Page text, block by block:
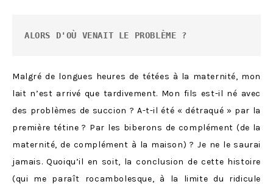
ALORS D'OÙ VENAIT LE PROBLÈME ?
Malgré de longues heures de tétées à la maternité, mon
lait n’est arrivé que tardivement. Mon fils est-il né avec
des problèmes de succion ? A-t-il été « détraqué » par la
première tétine ? Par les biberons de complément (de la
maternité, de complément à la maison) ? Je ne le saurai
jamais. Quoiqu’il en soit, la conclusion de cette histoire
(qui me paraît rocambolesque, à la limite du ridicule